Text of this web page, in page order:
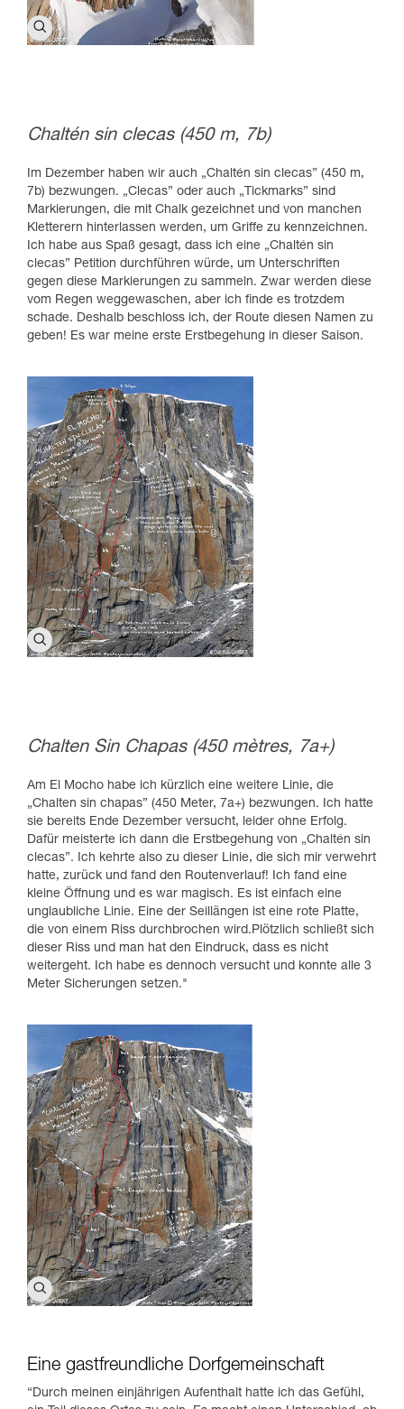
Chaltén sin clecas (450 m, 7b)
Im Dezember haben wir auch „Chaltén sin clecas” (450 m,
7b) bezwungen. „Clecas” oder auch „Tickmarks” sind
Markierungen, die mit Chalk gezeichnet und von manchen
Kletterern hinterlassen werden, um Griffe zu kennzeichnen.
Ich habe aus Spaß gesagt, dass ich eine „Chaltén sin
clecas” Petition durchführen würde, um Unterschriften
gegen diese Markierungen zu sammeln. Zwar werden diese
vom Regen weggewaschen, aber ich finde es trotzdem
schade. Deshalb beschloss ich, der Route diesen Namen zu
geben! Es war meine erste Erstbegehung in dieser Saison.
Chalten Sin Chapas (450 mètres, 7a+)
Am El Mocho habe ich kürzlich eine weitere Linie, die
„Chalten sin chapas” (450 Meter, 7a+) bezwungen. Ich hatte
sie bereits Ende Dezember versucht, leider ohne Erfolg.
Dafür meisterte ich dann die Erstbegehung von „Chaltén sin
clecas”. Ich kehrte also zu dieser Linie, die sich mir verwehrt
hatte, zurück und fand den Routenverlauf! Ich fand eine
kleine Öffnung und es war magisch. Es ist einfach eine
unglaubliche Linie. Eine der Seillängen ist eine rote Platte,
die von einem Riss durchbrochen wird.Plötzlich schließt sich
dieser Riss und man hat den Eindruck, dass es nicht
weitergeht. Ich habe es dennoch versucht und konnte alle 3
Meter Sicherungen setzen."
Eine gastfreundliche Dorfgemeinschaft
“Durch meinen einjährigen Aufenthalt hatte ich das Gefühl,